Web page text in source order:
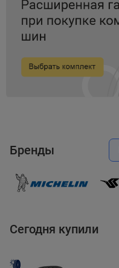
Бренды
Сегодня купили